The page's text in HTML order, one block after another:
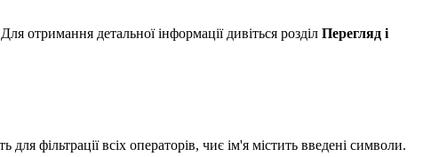
отримання детальної інформації дивіться розділ Перегляд і
для фільтрації всіх операторів, чиє ім'я містить введені символи.